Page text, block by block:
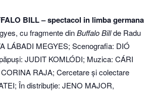
BILL – spectacol in limba germana
cu fragmente dinBuffalo Billde Radu
LÁBADI MEGYES; Scenografia: DIÓ
JUDIT KOMLÓDI; Muzica: CÁRI
RAJA; Cercetare și colectare
În distribuție: JENO MAJOR,